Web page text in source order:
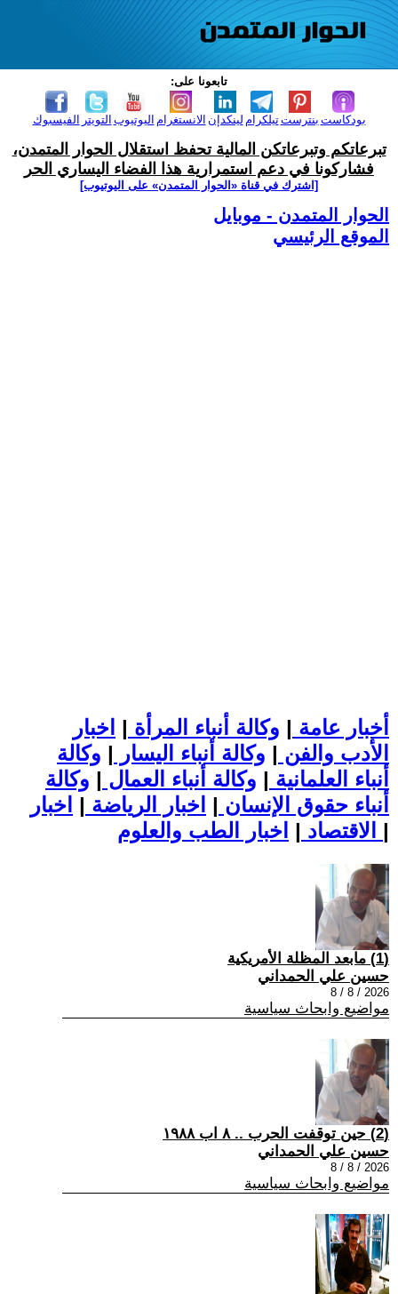
تابعونا على:
الفيسبوك التويتر اليوتيوب الانستغرام لينكدإن تيلكرامبنترست بودكاست
تبرعاتكم وتبرعاتكن المالية تحفظ استقلال الحوار المتمدن،
فشاركونا في دعم استمرارية هذا الفضاء اليساري الحر
[اشترك في قناة ‫«الحوار المتمدن» على اليوتيوب]
الحوار المتمدن - موبايل
الموقع الرئيسي
أخبار عامة | وكالة أنباء المرأة | اخبار
الأدب والفن | وكالة أنباء اليسار | وكالة
أنباء العلمانية | وكالة أنباء العمال | وكالة
أنباء حقوق الإنسان | اخبار الرياضة | اخبار
الاقتصاد | |
(1) مابعد المظلة الأمريكية
حسين علي الحمداني
2026 / 8 / 8
مواضيع وابحاث سياسية
(2) حين توقفت الحرب .. ٨ اب ١٩٨٨
حسين علي الحمداني
2026 / 8 / 8
مواضيع وابحاث سياسية